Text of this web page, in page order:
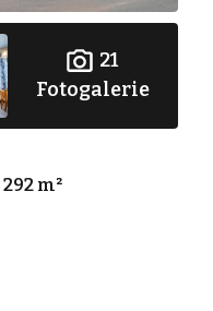
21
Fotogalerie
292 m²